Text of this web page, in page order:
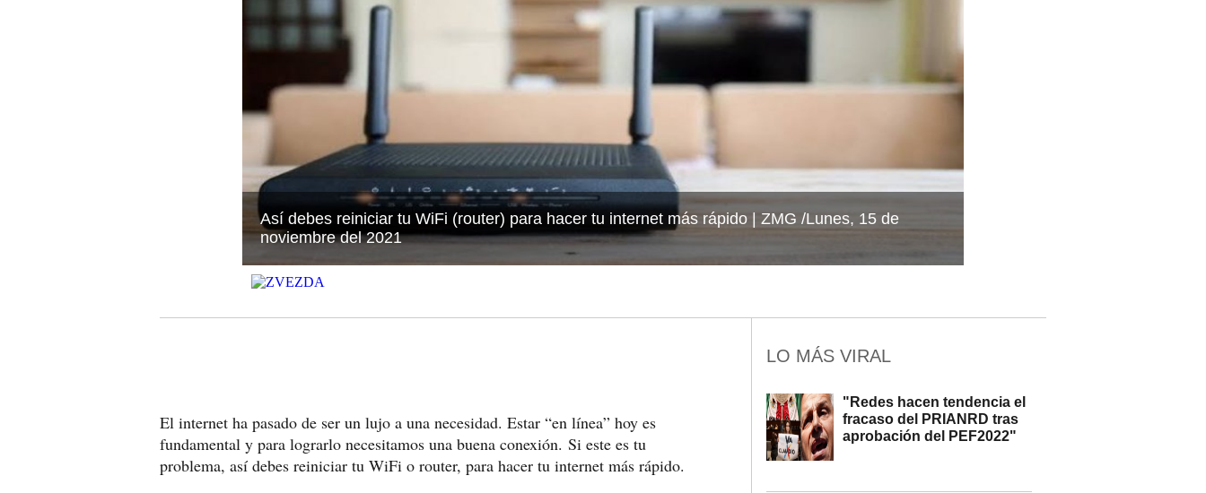
Así debes reiniciar tu WiFi (router) para hacer tu internet más rápido
ZMG /Lunes, 15 de
noviembre del 2021
El internet ha pasado de ser un lujo a una necesidad. Estar “en línea” hoy es
fundamental y para lograrlo necesitamos una buena conexión. Si este es tu
problema, así debes reiniciar tu WiFi o router, para hacer tu internet más rápido.
LO MÁS VIRAL
"Redes hacen tendencia el
fracaso del PRIANRD tras
aprobación del PEF2022"